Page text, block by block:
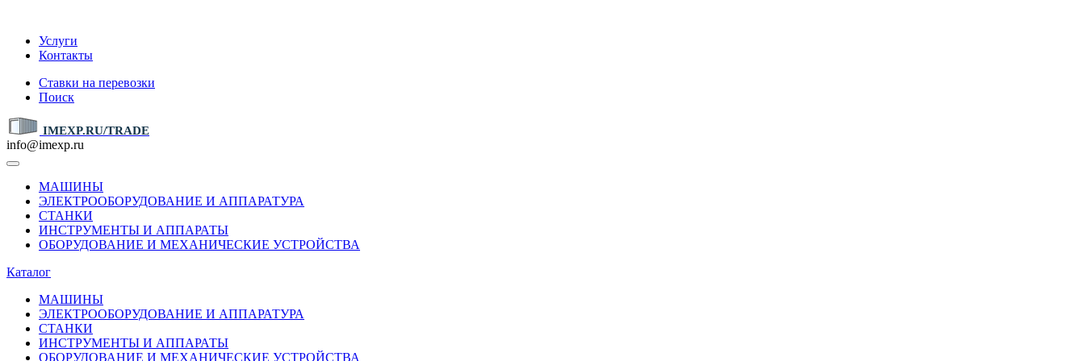
Услуги
Контакты
Ставки на перевозки
Поиск
IMEXP.RU/TRADE
info@imexp.ru
МАШИНЫ
ЭЛЕКТРООБОРУДОВАНИЕ И АППАРАТУРА
СТАНКИ
ИНСТРУМЕНТЫ И АППАРАТЫ
ОБОРУДОВАНИЕ И МЕХАНИЧЕСКИЕ УСТРОЙСТВА
Каталог
МАШИНЫ
ЭЛЕКТРООБОРУДОВАНИЕ И АППАРАТУРА
СТАНКИ
ИНСТРУМЕНТЫ И АППАРАТЫ
ОБОРУДОВАНИЕ И МЕХАНИЧЕСКИЕ УСТРОЙСТВА